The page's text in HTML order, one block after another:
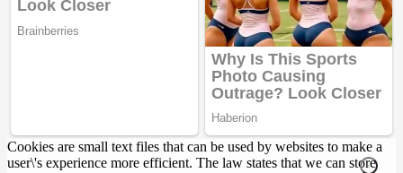
Cookies are small text files that can be used by websites to make a
user\'s experience more efficient. The law states that we can store